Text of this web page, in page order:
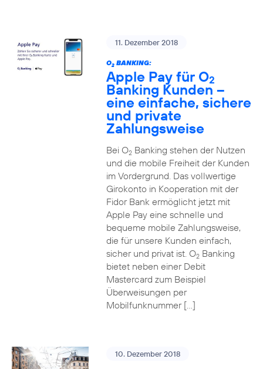
11. Dezember 2018
O2BANKING:
Apple Pay für O2
Banking Kunden –
eine einfache, sichere
und private
Zahlungsweise
Bei O2Banking stehen der Nutzen
und die mobile Freiheit der Kunden
im Vordergrund. Das vollwertige
Girokonto in Kooperation mit der
Fidor Bank ermöglicht jetzt mit
Apple Pay eine schnelle und
bequeme mobile Zahlungsweise,
die für unsere Kunden einfach,
sicher und privat ist. O2Banking
bietet neben einer Debit
Mastercard zum Beispiel
Überweisungen per
Mobilfunknummer […]
10. Dezember 2018